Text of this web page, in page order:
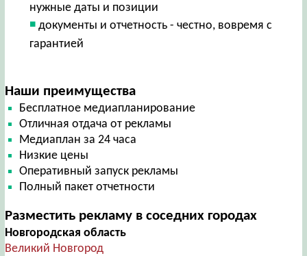
нужные даты и позиции
документы и отчетность - честно, вовремя с
гарантией
Наши преимущества
Бесплатное медиапланирование
Отличная отдача от рекламы
Медиаплан за 24 часа
Низкие цены
Оперативный запуск рекламы
Полный пакет отчетности
Разместить рекламу в соседних городах
Новгородская область
Великий Новгород